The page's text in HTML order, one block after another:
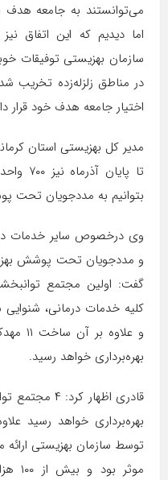
می‌توانستند به جامعه هدف
اما دیدیم که این اتفاق
اختیار جامعه هدف خود قرار
مدیر کل بهزیستی استان
تا
بتوانیم به مددجویان تحت
وی درخصوص سایر خدمات در
و مددجویان تحت پوشش
گفت: اولین مجتمع
کلیه خدمات درمانی،
بهره‌برداری خواهد رسید.
بهره‌برداری خواهد رسید
توسط سازمان بهزیستی
موثر